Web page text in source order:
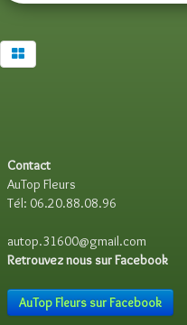
Contact
AuTop Fleurs
Tél: 06.20.88.08.96
autop.31600@gmail.com
Retrouvez nous sur Facebook
AuTop Fleurs sur Facebook